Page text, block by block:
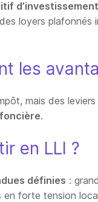
loyers plafonnés
les
mais des
.
en LLI ?
définies :
en forte tension